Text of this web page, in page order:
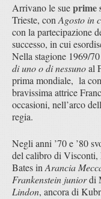
Arrivano le sueprime
Trieste, con Agosto in
con la partecipazione
successo, in cui
Nella stagione 1969/
di uno o di nessunoal
prima mondiale, la
bravissima attrice
occasioni, nell’arco
regia.
Negli anni ’70 e ’80
del calibro di
Bates in Arancia
Frankenstein juniordi
Lindon, ancora di